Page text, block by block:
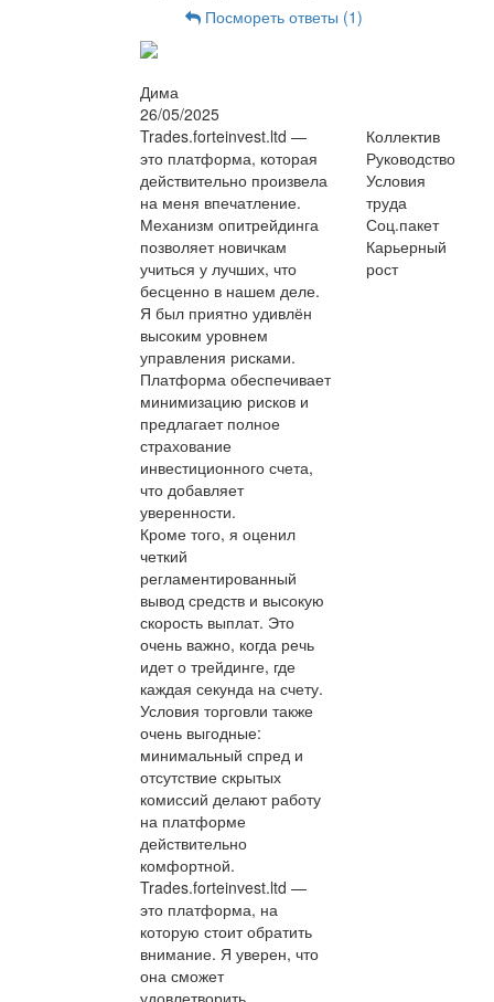
Посмореть ответы (1)
Дима
26/05/2025
Trades.forteinvest.ltd —
это платформа, которая
действительно произвела
на меня впечатление.
Механизм опитрейдинга
позволяет новичкам
учиться у лучших, что
бесценно в нашем деле.
Я был приятно удивлён
высоким уровнем
управления рисками.
Платформа обеспечивает
минимизацию рисков и
предлагает полное
страхование
инвестиционного счета,
что добавляет
уверенности.
Кроме того, я оценил
четкий
регламентированный
вывод средств и высокую
скорость выплат. Это
очень важно, когда речь
идет о трейдинге, где
каждая секунда на счету.
Условия торговли также
очень выгодные:
минимальный спред и
отсутствие скрытых
комиссий делают работу
на платформе
действительно
комфортной.
Trades.forteinvest.ltd —
это платформа, на
которую стоит обратить
внимание. Я уверен, что
она сможет
удовлетворить
Коллектив
Руководство
Условия
труда
Соц.пакет
Карьерный
рост